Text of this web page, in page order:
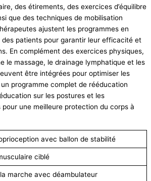
des étirements, des exercices d’équilibre
que des techniques de mobilisation
ajustent les programmes en
des patients pour garantir leur efficacité et
En complément des exercices physiques,
le massage, le drainage lymphatique et les
être intégrées pour optimiser les
programme complet de rééducation
sur les postures et les
une meilleure protection du corps à
avec ballon de stabilité
ciblé
marche avec déambulateur